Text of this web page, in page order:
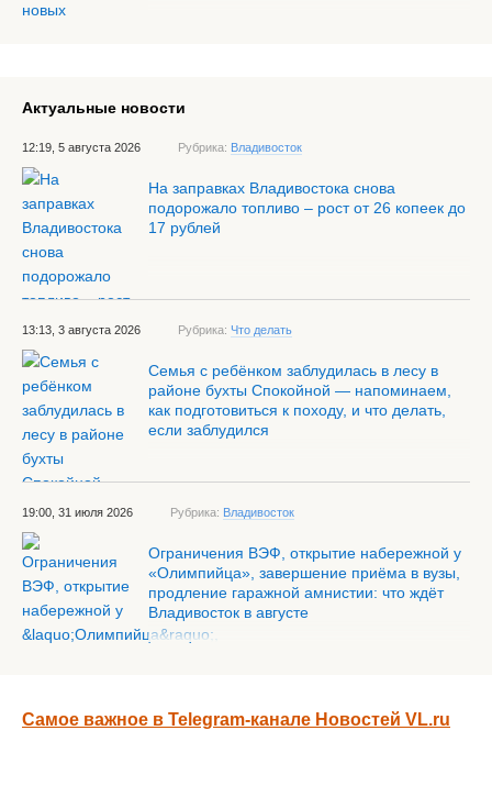
Актуальные новости
12:19, 5 августа 2026 Рубрика: Владивосток
На заправках Владивостока снова
подорожало топливо – рост от 26 копеек до
17 рублей
13:13, 3 августа 2026 Рубрика: Что делать
Семья с ребёнком заблудилась в лесу в
районе бухты Спокойной — напоминаем,
как подготовиться к походу, и что делать,
если заблудился
19:00, 31 июля 2026 Рубрика: Владивосток
Ограничения ВЭФ, открытие набережной у
«Олимпийца», завершение приёма в вузы,
продление гаражной амнистии: что ждёт
Владивосток в августе
Самое важное в Telegram-канале Новостей VL.ru